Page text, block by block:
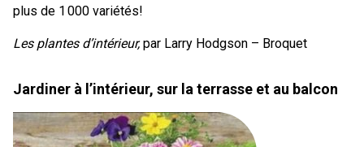
plus de 1 000 variétés!
Les plantes d’intérieur,par Larry Hodgson – Broquet
Jardiner à l’intérieur, sur la terrasse et au balcon